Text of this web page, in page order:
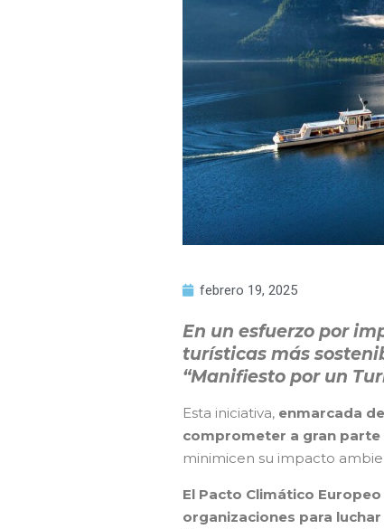
febrero 19, 2025
En un esfuerzo por
turísticas más
“Manifiesto por un
Esta iniciativa, enmarcada
comprometer a gran
minimicen su impacto
El Pacto Climático
organizaciones para